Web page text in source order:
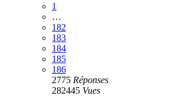
1
…
182
183
184
185
186
2775 Réponses
282445 Vues